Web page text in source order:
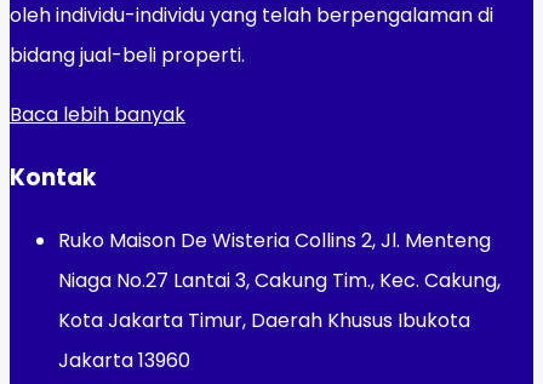
oleh individu-individu yang telah berpengalaman di
bidang jual-beli properti.
Baca lebih banyak
Kontak
Ruko Maison De Wisteria Collins 2, Jl. Menteng
Niaga No.27 Lantai 3, Cakung Tim., Kec. Cakung,
Kota Jakarta Timur, Daerah Khusus Ibukota
Jakarta 13960